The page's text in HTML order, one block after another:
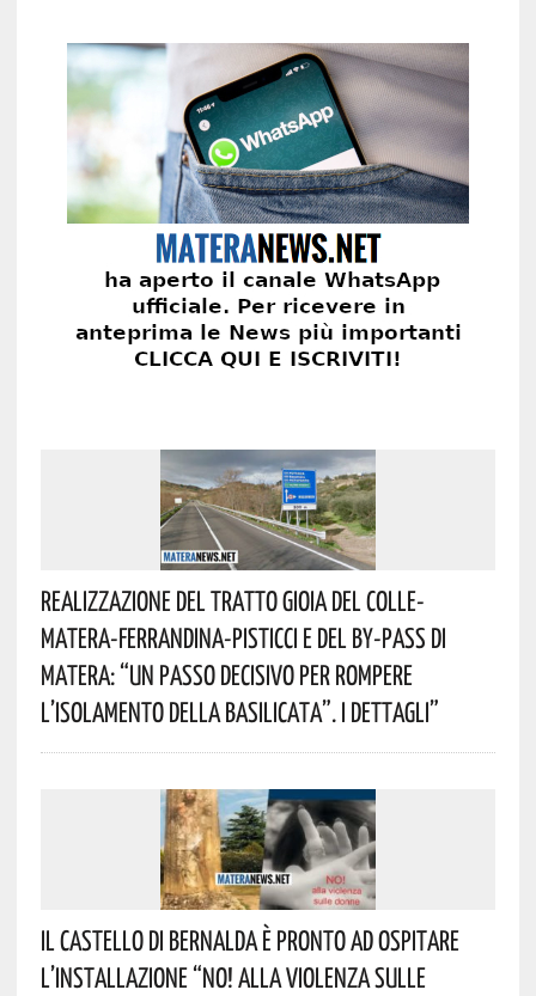
Realizzazione Del Tratto Gioia Del Colle-
Matera-Ferrandina-Pisticci E Del By-Pass Di
Matera: “Un Passo Decisivo Per Rompere
L’isolamento Della Basilicata”. I Dettagli”
Il Castello Di Bernalda È Pronto Ad Ospitare
L’installazione “NO! Alla Violenza Sulle